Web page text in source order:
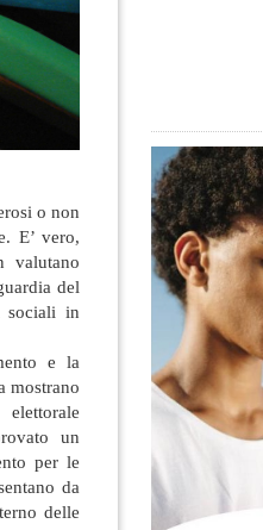
o non
E’ vero,
valutano
del
sociali in
e la
mostrano
un
per le
da
delle